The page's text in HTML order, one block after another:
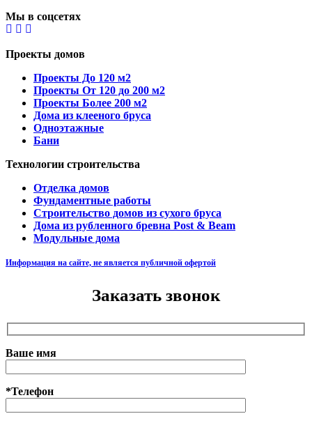
Мы в соцсетях
Проекты домов
Проекты До 120 м2
Проекты От 120 до 200 м2
Проекты Более 200 м2
Дома из клееного бруса
Одноэтажные
Бани
Технологии строительства
Отделка домов
Фундаментные работы
Строительство домов из сухого бруса
Дома из рубленного бревна Post & Beam
Модульные дома
Информация на сайте, не является публичной офертой
Заказать звонок
Ваше имя
*Телефон